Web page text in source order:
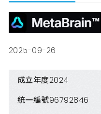
2025-09-26
成立年度2024
統一編號96792846